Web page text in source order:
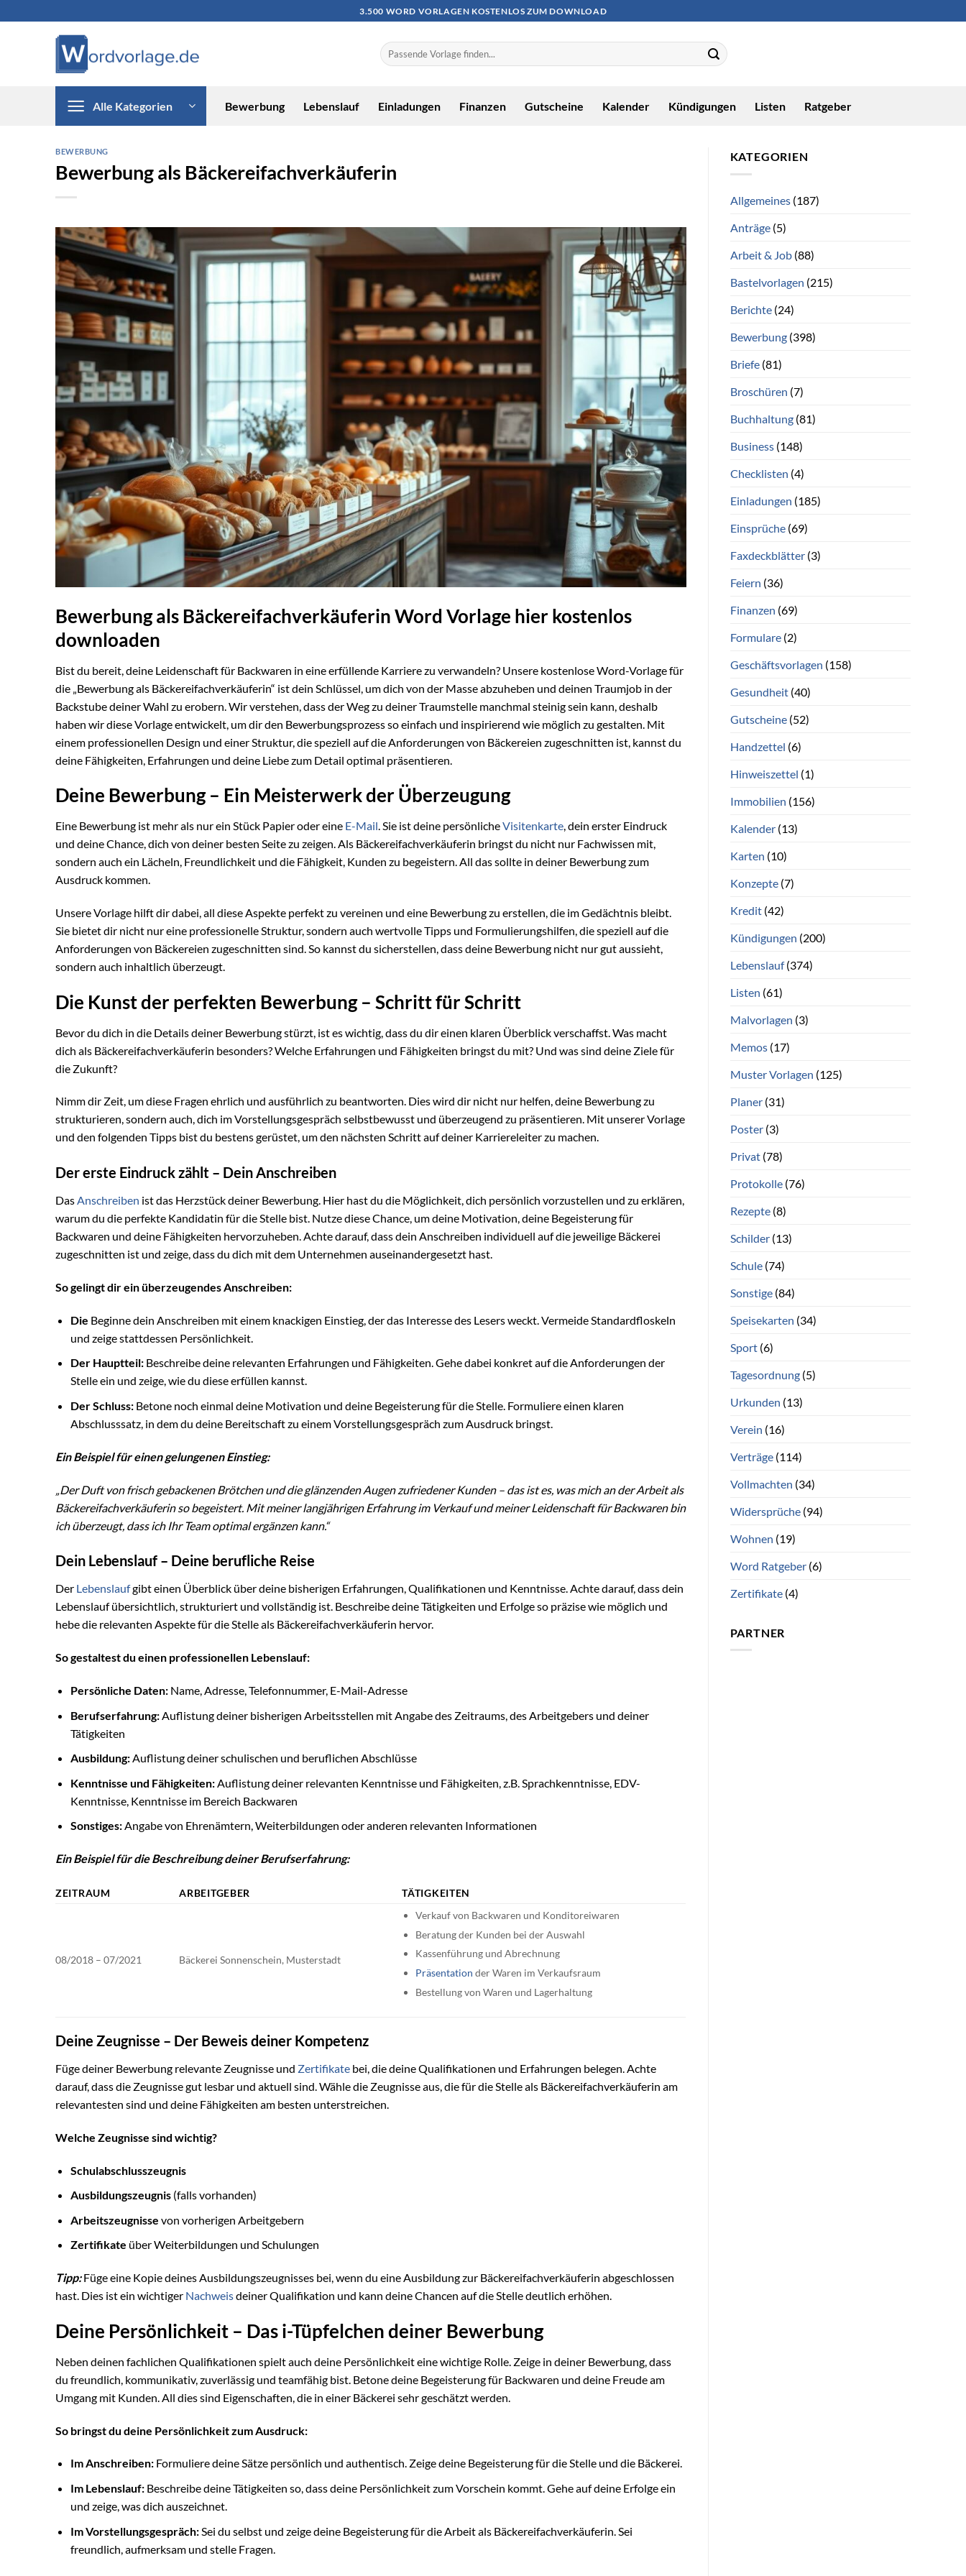
3.500 WORD VORLAGEN KOSTENLOS ZUM DOWNLOAD
Alle Kategorien Bewerbung Lebenslauf Einladungen Finanzen Gutscheine Kalender Kündigungen Listen Ratgeber
BEWERBUNG
Bewerbung als Bäckereifachverkäuferin
Bewerbung als Bäckereifachverkäuferin Word Vorlage hier kostenlos
downloaden
Bist du bereit, deine Leidenschaft für Backwaren in eine erfüllende Karriere zu verwandeln? Unsere kostenlose Word-Vorlage für
die „Bewerbung als Bäckereifachverkäuferin“ ist dein Schlüssel, um dich von der Masse abzuheben und deinen Traumjob in der
Backstube deiner Wahl zu erobern. Wir verstehen, dass der Weg zu deiner Traumstelle manchmal steinig sein kann, deshalb
haben wir diese Vorlage entwickelt, um dir den Bewerbungsprozess so einfach und inspirierend wie möglich zu gestalten. Mit
einem professionellen Design und einer Struktur, die speziell auf die Anforderungen von Bäckereien zugeschnitten ist, kannst du
deine Fähigkeiten, Erfahrungen und deine Liebe zum Detail optimal präsentieren.
Deine Bewerbung – Ein Meisterwerk der Überzeugung
Eine Bewerbung ist mehr als nur ein Stück Papier oder eine E-Mail. Sie ist deine persönlicheVisitenkarte, dein erster Eindruck
und deine Chance, dich von deiner besten Seite zu zeigen. Als Bäckereifachverkäuferin bringst du nicht nur Fachwissen mit,
sondern auch ein Lächeln, Freundlichkeit und die Fähigkeit, Kunden zu begeistern. All das sollte in deiner Bewerbung zum
Ausdruck kommen.
Unsere Vorlage hilft dir dabei, all diese Aspekte perfekt zu vereinen und eine Bewerbung zu erstellen, die im Gedächtnis bleibt.
Sie bietet dir nicht nur eine professionelle Struktur, sondern auch wertvolle Tipps und Formulierungshilfen, die speziell auf die
Anforderungen von Bäckereien zugeschnitten sind. So kannst du sicherstellen, dass deine Bewerbung nicht nur gut aussieht,
sondern auch inhaltlich überzeugt.
Die Kunst der perfekten Bewerbung – Schritt für Schritt
Bevor du dich in die Details deiner Bewerbung stürzt, ist es wichtig, dass du dir einen klaren Überblick verschaffst. Was macht
dich als Bäckereifachverkäuferin besonders? Welche Erfahrungen und Fähigkeiten bringst du mit? Und was sind deine Ziele für
die Zukunft?
Nimm dir Zeit, um diese Fragen ehrlich und ausführlich zu beantworten. Dies wird dir nicht nur helfen, deine Bewerbung zu
strukturieren, sondern auch, dich im Vorstellungsgespräch selbstbewusst und überzeugend zu präsentieren. Mit unserer Vorlage
und den folgenden Tipps bist du bestens gerüstet, um den nächsten Schritt auf deiner Karriereleiter zu machen.
Der erste Eindruck zählt – Dein Anschreiben
DasAnschreiben ist das Herzstück deiner Bewerbung. Hier hast du die Möglichkeit, dich persönlich vorzustellen und zu erklären,
warum du die perfekte Kandidatin für die Stelle bist. Nutze diese Chance, um deine Motivation, deine Begeisterung für
Backwaren und deine Fähigkeiten hervorzuheben. Achte darauf, dass dein Anschreiben individuell auf die jeweilige Bäckerei
zugeschnitten ist und zeige, dass du dich mit dem Unternehmen auseinandergesetzt hast.
So gelingt dir ein überzeugendes Anschreiben:
Die Beginne dein Anschreiben mit einem knackigen Einstieg, der das Interesse des Lesers weckt. Vermeide Standardfloskeln
und zeige stattdessen Persönlichkeit.
Der Hauptteil:Beschreibe deine relevanten Erfahrungen und Fähigkeiten. Gehe dabei konkret auf die Anforderungen der
Stelle ein und zeige, wie du diese erfüllen kannst.
Der Schluss:Betone noch einmal deine Motivation und deine Begeisterung für die Stelle. Formuliere einen klaren
Abschlusssatz, in dem du deine Bereitschaft zu einem Vorstellungsgespräch zum Ausdruck bringst.
Ein Beispiel für einen gelungenen Einstieg:
„Der Duft von frisch gebackenen Brötchen und die glänzenden Augen zufriedener Kunden – das ist es, was mich an der Arbeit als
Bäckereifachverkäuferin so begeistert. Mit meiner langjährigen Erfahrung im Verkauf und meiner Leidenschaft für Backwaren bin
ich überzeugt, dass ich Ihr Team optimal ergänzen kann.“
Dein Lebenslauf – Deine berufliche Reise
Der Lebenslaufgibt einen Überblick über deine bisherigen Erfahrungen, Qualifikationen und Kenntnisse. Achte darauf, dass dein
Lebenslauf übersichtlich, strukturiert und vollständig ist. Beschreibe deine Tätigkeiten und Erfolge so präzise wie möglich und
hebe die relevanten Aspekte für die Stelle als Bäckereifachverkäuferin hervor.
So gestaltest du einen professionellen Lebenslauf:
Persönliche Daten:Name, Adresse, Telefonnummer, E-Mail-Adresse
Berufserfahrung:Auflistung deiner bisherigen Arbeitsstellen mit Angabe des Zeitraums, des Arbeitgebers und deiner
Tätigkeiten
Ausbildung:Auflistung deiner schulischen und beruflichen Abschlüsse
Kenntnisse und Fähigkeiten:Auflistung deiner relevanten Kenntnisse und Fähigkeiten, z.B. Sprachkenntnisse, EDV-
Kenntnisse, Kenntnisse im Bereich Backwaren
Sonstiges:Angabe von Ehrenämtern, Weiterbildungen oder anderen relevanten Informationen
Ein Beispiel für die Beschreibung deiner Berufserfahrung:
ZEITRAUM ARBEITGEBER TÄTIGKEITEN
08/2018 – 07/2021 Bäckerei Sonnenschein, Musterstadt
Verkauf von Backwaren und Konditoreiwaren
Beratung der Kunden bei der Auswahl
Kassenführung und Abrechnung
Präsentation der Waren im Verkaufsraum
Bestellung von Waren und Lagerhaltung
Deine Zeugnisse – Der Beweis deiner Kompetenz
Füge deiner Bewerbung relevante Zeugnisse und Zertifikate bei, die deine Qualifikationen und Erfahrungen belegen. Achte
darauf, dass die Zeugnisse gut lesbar und aktuell sind. Wähle die Zeugnisse aus, die für die Stelle als Bäckereifachverkäuferin am
relevantesten sind und deine Fähigkeiten am besten unterstreichen.
Welche Zeugnisse sind wichtig?
Schulabschlusszeugnis
Ausbildungszeugnis(falls vorhanden)
Arbeitszeugnisse von vorherigen Arbeitgebern
Zertifikate über Weiterbildungen und Schulungen
Tipp:Füge eine Kopie deines Ausbildungszeugnisses bei, wenn du eine Ausbildung zur Bäckereifachverkäuferin abgeschlossen
hast. Dies ist ein wichtiger Nachweisdeiner Qualifikation und kann deine Chancen auf die Stelle deutlich erhöhen.
Deine Persönlichkeit – Das i-Tüpfelchen deiner Bewerbung
Neben deinen fachlichen Qualifikationen spielt auch deine Persönlichkeit eine wichtige Rolle. Zeige in deiner Bewerbung, dass
du freundlich, kommunikativ, zuverlässig und teamfähig bist. Betone deine Begeisterung für Backwaren und deine Freude am
Umgang mit Kunden. All dies sind Eigenschaften, die in einer Bäckerei sehr geschätzt werden.
So bringst du deine Persönlichkeit zum Ausdruck:
Im Anschreiben:Formuliere deine Sätze persönlich und authentisch. Zeige deine Begeisterung für die Stelle und die Bäckerei.
Im Lebenslauf:Beschreibe deine Tätigkeiten so, dass deine Persönlichkeit zum Vorschein kommt. Gehe auf deine Erfolge ein
und zeige, was dich auszeichnet.
Im Vorstellungsgespräch:Sei du selbst und zeige deine Begeisterung für die Arbeit als Bäckereifachverkäuferin. Sei
freundlich, aufmerksam und stelle Fragen.
KATEGORIEN
Allgemeines(187)
Anträge(5)
Arbeit & Job(88)
Bastelvorlagen (215)
Berichte(24)
Bewerbung(398)
Briefe(81)
Broschüren (7)
Buchhaltung(81)
Business(148)
Checklisten (4)
Einladungen (185)
Einsprüche(69)
Faxdeckblätter(3)
Feiern (36)
Finanzen (69)
Formulare(2)
Geschäftsvorlagen (158)
Gesundheit(40)
Gutscheine(52)
Handzettel (6)
Hinweiszettel (1)
Immobilien (156)
Kalender(13)
Karten (10)
Konzepte(7)
Kredit(42)
Kündigungen (200)
Lebenslauf(374)
Listen (61)
Malvorlagen (3)
Memos(17)
Muster Vorlagen (125)
Planer(31)
Poster(3)
Privat(78)
Protokolle(76)
Rezepte(8)
Schilder(13)
Schule(74)
Sonstige(84)
Speisekarten (34)
Sport(6)
Tagesordnung(5)
Urkunden (13)
Verein (16)
Verträge(114)
Vollmachten (34)
Widersprüche(94)
Wohnen (19)
Word Ratgeber(6)
Zertifikate(4)
PARTNER